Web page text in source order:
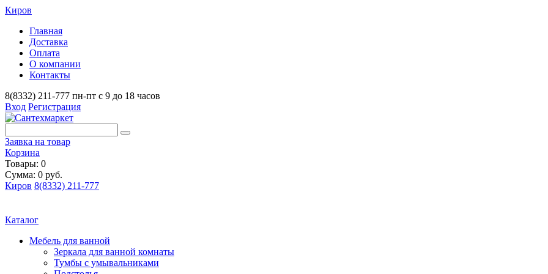
Киров
Главная
Доставка
Оплата
О компании
Контакты
8(8332) 211-777 пн-пт с 9 до 18 часов
Вход Регистрация
Заявка на товар
Корзина
Товары: 0
Сумма: 0 руб.
Киров 8(8332) 211-777
Каталог
Мебель для ванной
Зеркала для ванной комнаты
Тумбы с умывальниками